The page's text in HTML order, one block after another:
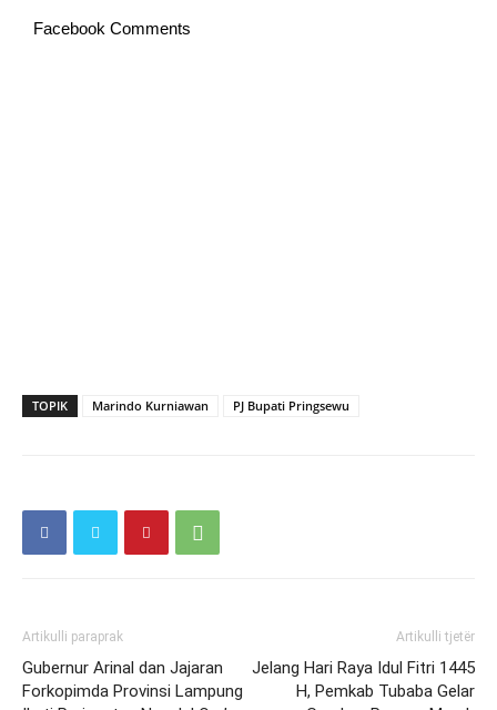
Facebook Comments
TOPIK Marindo Kurniawan PJ Bupati Pringsewu
Artikulli paraprak
Gubernur Arinal dan Jajaran
Forkopimda Provinsi Lampung
Artikulli tjetër
Jelang Hari Raya Idul Fitri 1445
H, Pemkab Tubaba Gelar